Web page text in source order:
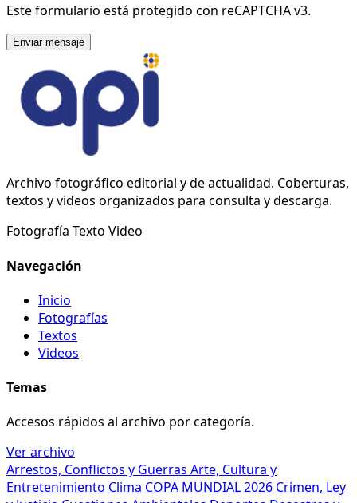
Este formulario está protegido con reCAPTCHA v3.
Enviar mensaje
Archivo fotográfico editorial y de actualidad. Coberturas,
textos y videos organizados para consulta y descarga.
Fotografía Texto Video
Navegación
Inicio
Fotografías
Textos
Videos
Temas
Accesos rápidos al archivo por categoría.
Ver archivo
Arrestos, Conflictos y Guerras Arte, Cultura y
Entretenimiento Clima COPA MUNDIAL 2026 Crimen, Ley